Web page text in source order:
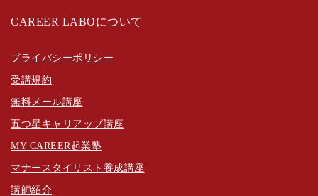
CAREER LABOについて
プライバシーポリシー
受講規約
無料メール講座
五つ星キャリアップ講座
MY CAREER起業塾
マナースタイリスト養成講座
講師紹介